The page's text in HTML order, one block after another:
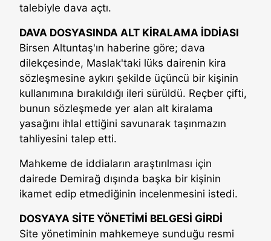
talebiyle dava açtı.
DAVA DOSYASINDA ALT KİRALAMA İDDİASI
Birsen Altuntaş'ın haberine göre; dava
dilekçesinde, Maslak'taki lüks dairenin kira
sözleşmesine aykırı şekilde üçüncü bir kişinin
kullanımına bırakıldığı ileri sürüldü. Reçber çifti,
bunun sözleşmede yer alan alt kiralama
yasağını ihlal ettiğini savunarak taşınmazın
tahliyesini talep etti.
Mahkeme de iddiaların araştırılması için
dairede Demirağ dışında başka bir kişinin
ikamet edip etmediğinin incelenmesini istedi.
DOSYAYA SİTE YÖNETİMİ BELGESİ GİRDİ
Site yönetiminin mahkemeye sunduğu resmi